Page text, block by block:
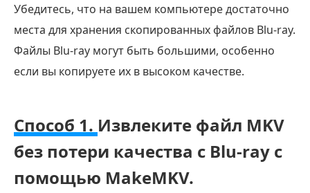
Убедитесь, что на вашем компьютере достаточно
места для хранения скопированных файлов Blu-ray.
Файлы Blu-ray могут быть большими, особенно
если вы копируете их в высоком качестве.
Способ 1. Извлеките файл MKV
без потери качества с Blu-ray с
помощью MakeMKV.